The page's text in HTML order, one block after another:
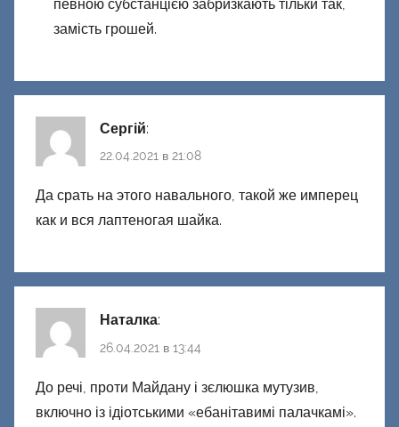
певною субстанцією забризкають тільки так,
замість грошей.
Сергій:
22.04.2021 в 21:08
Да срать на этого навального, такой же имперец
как и вся лаптеногая шайка.
Наталка:
26.04.2021 в 13:44
До речі, проти Майдану і зєлюшка мутузив,
включно із ідіотськими «ебанітавимі палачкамі».